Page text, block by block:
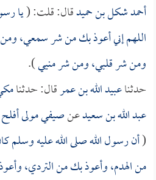
أحمد شكل بن حميدقال: قلت: (يا
اللهم إني أعوذ بك من شر سمعي،
ومن شر قلبي، ومن شر منيي).
حدثناعبيد الله بن عمرقال: حدثنا
عبد الله بن سعيدعنصيفي مولى
(أن رسول الله صلى الله عليه وسلم
من الهدم، وأعوذ بك من التردي،